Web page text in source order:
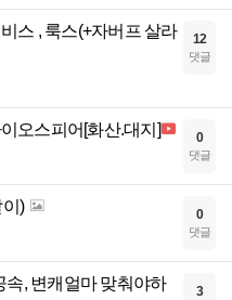
스 , 룩스(+자버프 살라
12
댓글
오스피어[화산.대지] 0
댓글
) 0
댓글
속, 변캐얼마 맞춰야하
3